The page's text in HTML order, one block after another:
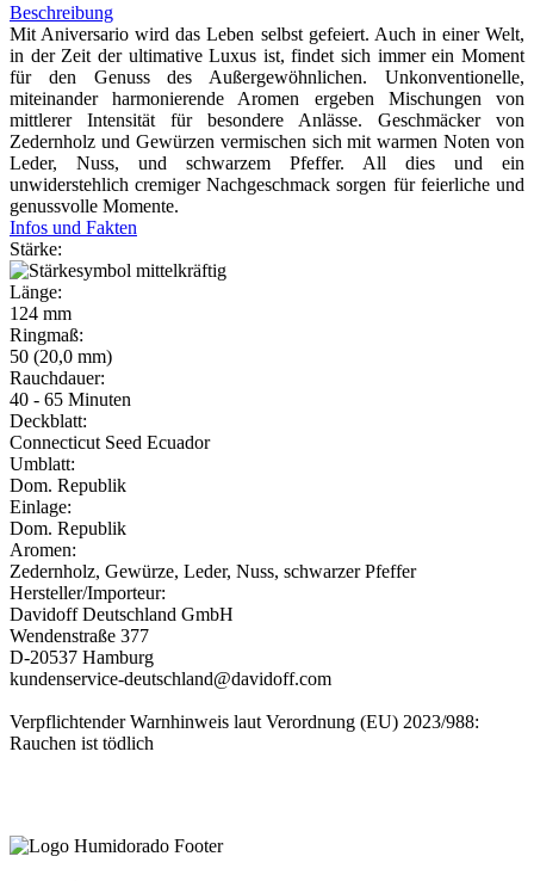
Beschreibung
Mit Aniversario wird das Leben selbst gefeiert. Auch in einer Welt,
in der Zeit der ultimative Luxus ist, findet sich immer ein Moment
für den Genuss des Außergewöhnlichen. Unkonventionelle,
miteinander harmonierende Aromen ergeben Mischungen von
mittlerer Intensität für besondere Anlässe. Geschmäcker von
Zedernholz und Gewürzen vermischen sich mit warmen Noten von
Leder, Nuss, und schwarzem Pfeffer. All dies und ein
unwiderstehlich cremiger Nachgeschmack sorgen für feierliche und
genussvolle Momente.
Infos und Fakten
Stärke:
Länge:
124 mm
Ringmaß:
50 (20,0 mm)
Rauchdauer:
40 - 65 Minuten
Deckblatt:
Connecticut Seed Ecuador
Umblatt:
Dom. Republik
Einlage:
Dom. Republik
Aromen:
Zedernholz, Gewürze, Leder, Nuss, schwarzer Pfeffer
Hersteller/Importeur:
Davidoff Deutschland GmbH
Wendenstraße 377
D-20537 Hamburg
kundenservice-deutschland@davidoff.com
Verpflichtender Warnhinweis laut Verordnung (EU) 2023/988:
Rauchen ist tödlich